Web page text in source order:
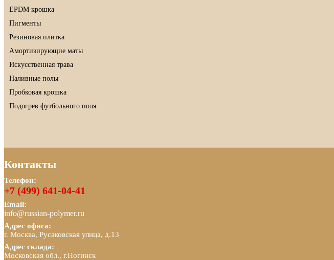
EPDM крошка
Пигменты
Резиновая плитка
Амортизирующие маты
Искусственная трава
Наливные полы
Пробковая крошка
Подогрев футбольного поля
Контакты
Телефон:
+7 (499) 641-04-41
Email:
info@russian-polymer.ru
Адрес офиса:
г. Москва, Русаковская улица, д.13
Адрес склада:
Московская обл., г.Ногинск